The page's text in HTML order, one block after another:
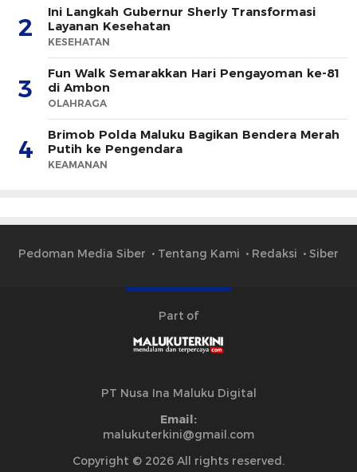
2
Ini Langkah Gubernur Sherly Transformasi
Layanan Kesehatan
KESEHATAN
3
Fun Walk Semarakkan Hari Pengayoman ke-81
di Ambon
OLAHRAGA
4
Brimob Polda Maluku Bagikan Bendera Merah
Putih ke Pengendara
KEAMANAN
Pedoman Media Siber Tentang Kami Redaksi Siber
Part of
PT Nusa Ina Maluku Digital
Email:
malukuterkini@gmail.com
Copyright © 2026 All rights reserved.